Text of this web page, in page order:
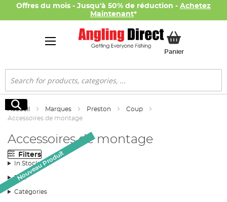
Offres du mois - Jusqu'à 50% de réduction - Achetez
Maintenant*
PanierMon panier
Rechercher
Rechercher
Accueil Marques Preston
Coup
Accessoires de montage
Accessoires de montage
Filters
In Stock
Prix
Catégories
Nouveau Produit
Nouveau Produit
Nouveau Produit
Nouveau Produit